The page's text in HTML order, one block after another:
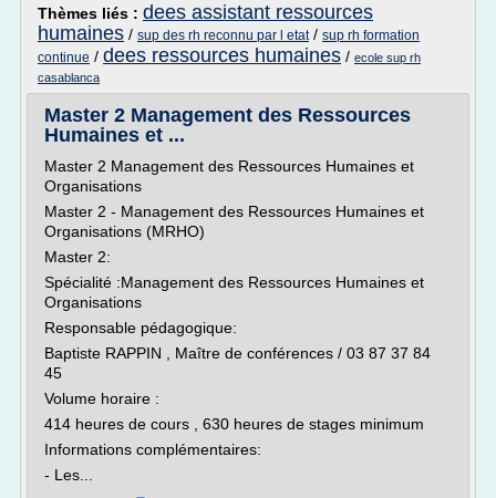
Thèmes liés : dees assistant ressources
humaines / sup des rh reconnu par l etat/ sup rh formation
continue / dees ressources humaines / ecole sup rh
casablanca
Master 2 Management des Ressources
Humaines et ...
Master 2 Management des Ressources Humaines et
Organisations
Master 2 - Management des Ressources Humaines et
Organisations (MRHO)
Master 2:
Spécialité :Management des Ressources Humaines et
Organisations
Responsable pédagogique:
Baptiste RAPPIN , Maître de conférences / 03 87 37 84
45
Volume horaire :
414 heures de cours , 630 heures de stages minimum
Informations complémentaires:
- Les...